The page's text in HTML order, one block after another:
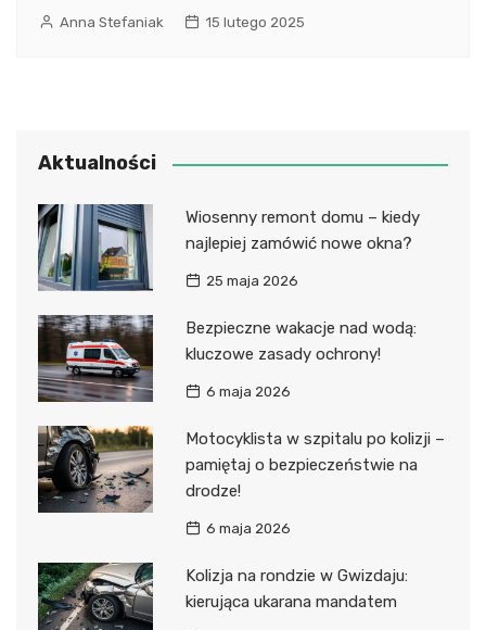
Anna Stefaniak 15 lutego 2025
Aktualności
Wiosenny remont domu – kiedy
najlepiej zamówić nowe okna?
25 maja 2026
Bezpieczne wakacje nad wodą:
kluczowe zasady ochrony!
6 maja 2026
Motocyklista w szpitalu po kolizji –
pamiętaj o bezpieczeństwie na
drodze!
6 maja 2026
Kolizja na rondzie w Gwizdaju:
kierująca ukarana mandatem